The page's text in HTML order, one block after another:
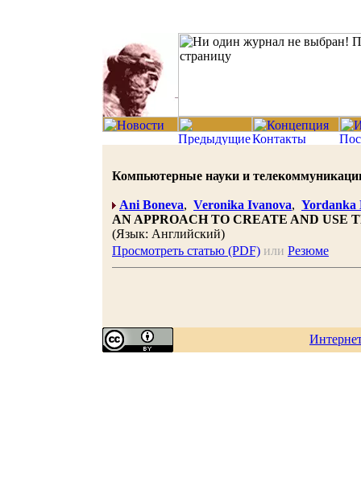
Компьютерные науки и
Ani Boneva, Veronika Ivanova, Yordanka
AN APPROACH TO CREATE AND USE
(Язык: Английский)
Просмотреть статью (PDF) или Резюме